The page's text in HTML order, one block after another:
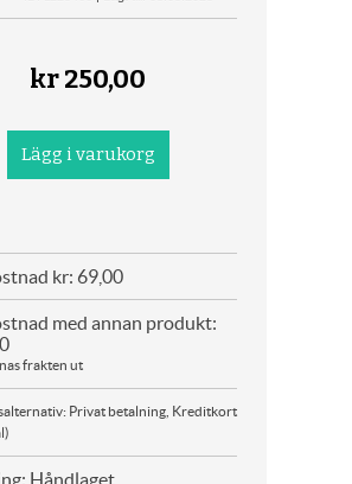
kr250,00
kr: 69,00
med annan produkt:
frakten ut
Privat betalning, Kreditkort
Håndlaget